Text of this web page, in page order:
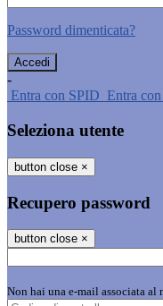
Password dimenticata?
-
Entra con SPID Entra
Seleziona utente
button close ×
Recupero password
button close ×
Non hai una e-mail associata al